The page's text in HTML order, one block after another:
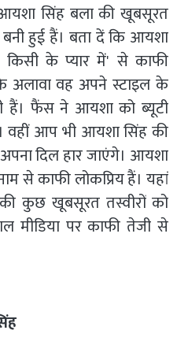
आयशा सिंह बला की खूबसूरत
बनी हुई हैं। बता दें कि आयशा
के प्यार में' से काफी
अलावा वह अपने स्टाइल के
हैं। फैंस ने आयशा को ब्यूटी
वहीं आप भी आयशा सिंह की
दिल हार जाएंगे। आयशा
से काफी लोकप्रिय हैं। यहां
कुछ खूबसूरत तस्वीरों को
मीडिया पर काफी तेजी से